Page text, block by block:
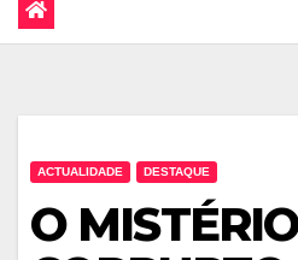
ACTUALIDADE DESTAQUE
O